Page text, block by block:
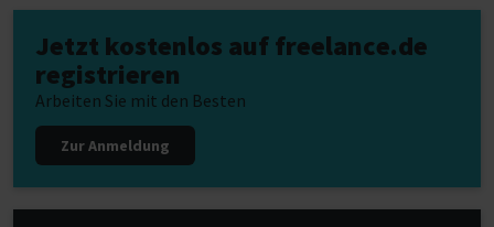
Jetzt kostenlos auf freelance.de
registrieren
Arbeiten Sie mit den Besten
Zur Anmeldung